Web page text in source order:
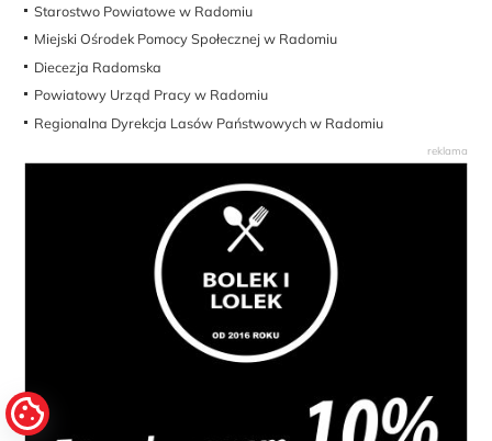
Starostwo Powiatowe w Radomiu
Miejski Ośrodek Pomocy Społecznej w Radomiu
Diecezja Radomska
Powiatowy Urząd Pracy w Radomiu
Regionalna Dyrekcja Lasów Państwowych w Radomiu